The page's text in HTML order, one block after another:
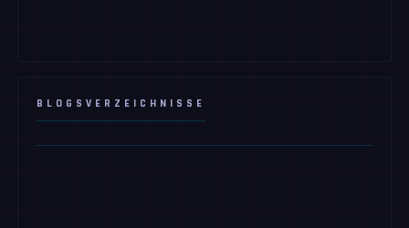
BLOGSVERZEICHNISSE